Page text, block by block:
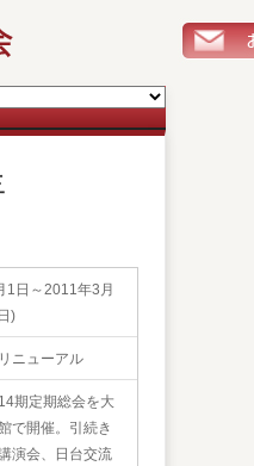
1日～2011年3月
)
ニューアル
期定期総会を大
で開催。引続き
演会、日台交流